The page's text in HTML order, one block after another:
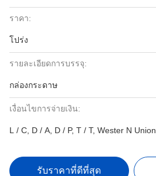
ราคา:
โปร่ง
รายละเอียดการบรรจุ:
กล่องกระดาษ
เงื่อนไขการจ่ายเงิน:
L / C, D / A, D / P, T / T, Wester N Union
รับราคาที่ดีที่สุด